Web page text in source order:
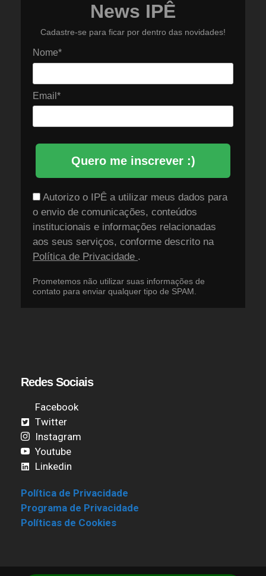
News IPÊ
Cadastre-se para ficar por dentro das novidades!
Nome*
Email*
Quero me inscrever :)
Autorizo o IPÊ a utilizar meus dados para
o envio de comunicações, conteúdos
institucionais e informações relacionadas
aos seus serviços, conforme descrito na
Política de Privacidade .
Prometemos não utilizar suas informações de
contato para enviar qualquer tipo de SPAM.
Redes Sociais
Facebook
Twitter
Instagram
Youtube
Linkedin
Política de Privacidade
Programa de Privacidade
Políticas de Cookies